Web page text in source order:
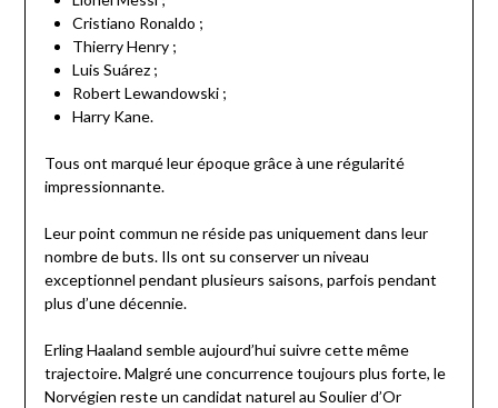
Cristiano Ronaldo ;
Thierry Henry ;
Luis Suárez ;
Robert Lewandowski ;
Harry Kane.
Tous ont marqué leur époque grâce à une régularité
impressionnante.
Leur point commun ne réside pas uniquement dans leur
nombre de buts. Ils ont su conserver un niveau
exceptionnel pendant plusieurs saisons, parfois pendant
plus d’une décennie.
Erling Haaland semble aujourd’hui suivre cette même
trajectoire. Malgré une concurrence toujours plus forte, le
Norvégien reste un candidat naturel au Soulier d’Or